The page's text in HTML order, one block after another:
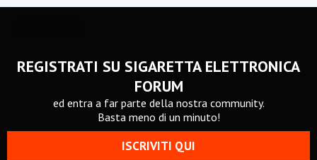
REGISTRATI SU SIGARETTA ELETTRONICA
FORUM
ed entra a far parte della nostra community.
Basta meno di un minuto!
ISCRIVITI QUI